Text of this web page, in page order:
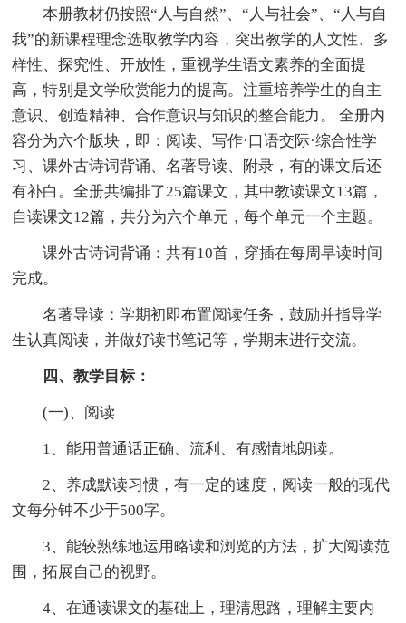
本册教材仍按照“人与自然”、“人与社会”、“人与自
我”的新课程理念选取教学内容，突出教学的人文性、多
样性、探究性、开放性，重视学生语文素养的全面提
高，特别是文学欣赏能力的提高。注重培养学生的自主
意识、创造精神、合作意识与知识的整合能力。 全册内
容分为六个版块，即：阅读、写作·口语交际·综合性学
习、课外古诗词背诵、名著导读、附录，有的课文后还
有补白。全册共编排了25篇课文，其中教读课文13篇，
自读课文12篇，共分为六个单元，每个单元一个主题。
课外古诗词背诵：共有10首，穿插在每周早读时间
完成。
名著导读：学期初即布置阅读任务，鼓励并指导学
生认真阅读，并做好读书笔记等，学期末进行交流。
四、教学目标：
(一)、阅读
1、能用普通话正确、流利、有感情地朗读。
2、养成默读习惯，有一定的速度，阅读一般的现代
文每分钟不少于500字。
3、能较熟练地运用略读和浏览的方法，扩大阅读范
围，拓展自己的视野。
4、在通读课文的基础上，理清思路，理解主要内